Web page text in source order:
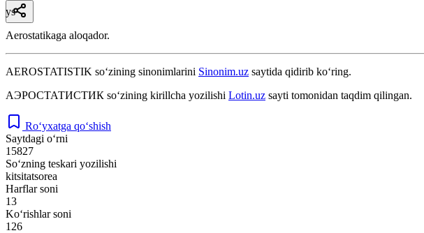
ys
Aerostatikaga aloqador.
AEROSTATISTIK so‘zining sinonimlarini Sinonim.uz saytida qidirib ko‘ring.
АЭРОСТАТИСТИК so‘zining kirillcha yozilishi Lotin.uz sayti tomonidan taqdim qilingan.
Ro‘yxatga qo‘shish
Saytdagi o‘rni
15827
So‘zning teskari yozilishi
kitsitatsorea
Harflar soni
13
Ko‘rishlar soni
126